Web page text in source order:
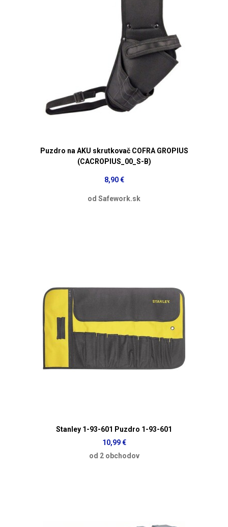
Puzdro na AKU skrutkovač COFRA GROPIUS
(CACROPIUS_00_S-B)
8,90 €
od Safework.sk
Stanley 1-93-601 Puzdro 1-93-601
10,99 €
od 2 obchodov